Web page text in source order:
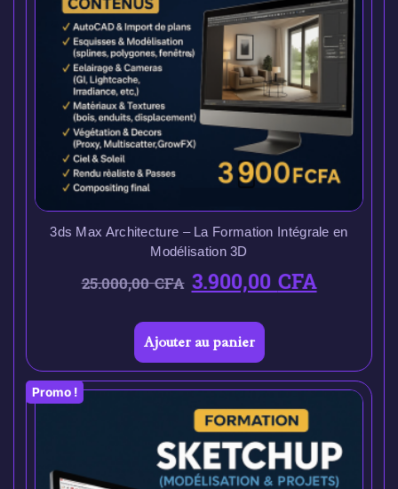
3ds Max Architecture – La Formation Intégrale en
Modélisation 3D
25.000,00CFA 3.900,00CFA
Ajouter au panier
Promo !